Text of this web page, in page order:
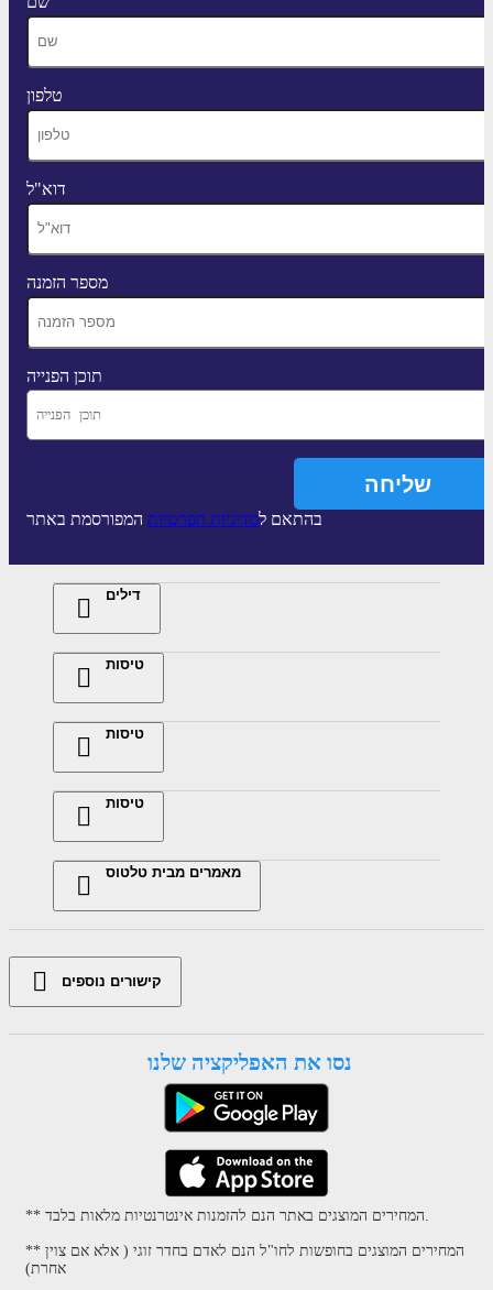
טלפון
דוא"ל
מספר הזמנה
תוכן הפנייה
בהתאם למדיניות הפרטיות המפורסמת באתר
דילים
טיסות
טיסות
טיסות
מאמרים מבית טלטוס
קישורים נוספים
נסו את האפליקציה שלנו
** המחירים המוצגים באתר הנם להזמנות אינטרנטיות מלאות בלבד.
** המחירים המוצגים בחופשות לחו"ל הנם לאדם בחדר זוגי ( אלא אם צוין
אחרת)